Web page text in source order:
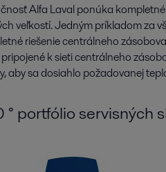
Alfa Laval ponúka
veľkostí. Jedným príkladom za
riešenie centrálneho
k sieti centrálneho
aby sa dosiahlo požadovanej
portfólio servisných